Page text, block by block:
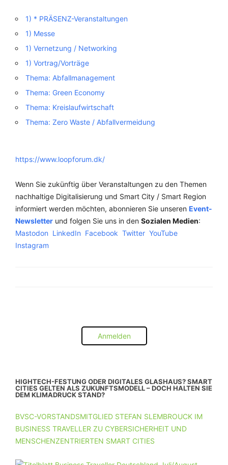
1) * PRÄSENZ-Veranstaltungen
1) Messe
1) Vernetzung / Networking
1) Vortrag/Vorträge
Thema: Abfallmanagement
Thema: Green Economy
Thema: Kreislaufwirtschaft
Thema: Zero Waste / Abfallvermeidung
https://www.loopforum.dk/
Wenn Sie zukünftig über Veranstaltungen zu den Themen
nachhaltige Digitalisierung und Smart City / Smart Region
informiert werden möchten, abonnieren Sie unseren Event-
Newsletter und folgen Sie uns in den Sozialen Medien:
Mastodon LinkedIn Facebook Twitter YouTube
Instagram
Anmelden
HIGHTECH-FESTUNG ODER DIGITALES GLASHAUS? SMART
CITIES GELTEN ALS ZUKUNFTSMODELL – DOCH HALTEN SIE
DEM KLIMADRUCK STAND?
BVSC-VORSTANDSMITGLIED STEFAN SLEMBROUCK IM
BUSINESS TRAVELLER ZU CYBERSICHERHEIT UND
MENSCHENZENTRIERTEN SMART CITIES